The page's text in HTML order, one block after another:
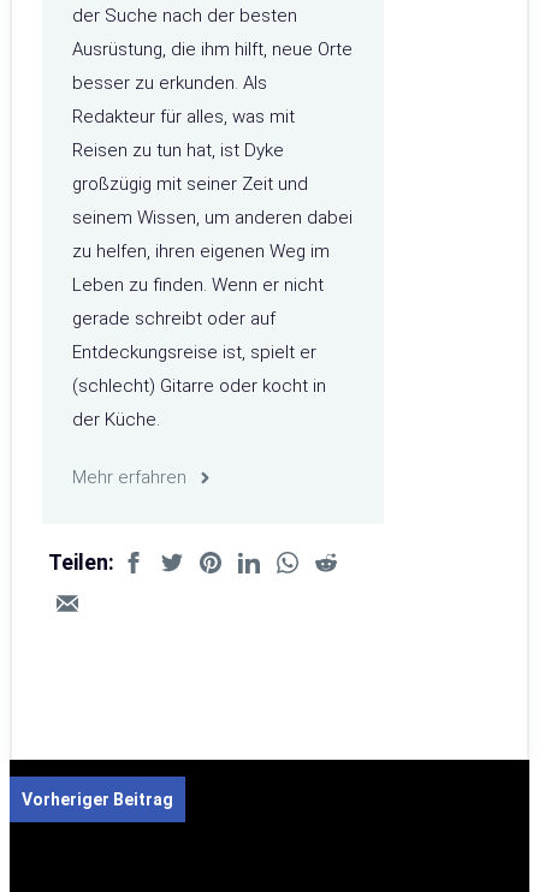
der Suche nach der besten
Ausrüstung, die ihm hilft, neue Orte
besser zu erkunden. Als
Redakteur für alles, was mit
Reisen zu tun hat, ist Dyke
großzügig mit seiner Zeit und
seinem Wissen, um anderen dabei
zu helfen, ihren eigenen Weg im
Leben zu finden. Wenn er nicht
gerade schreibt oder auf
Entdeckungsreise ist, spielt er
(schlecht) Gitarre oder kocht in
der Küche.
Mehr erfahren
Teilen:
Vorheriger Beitrag